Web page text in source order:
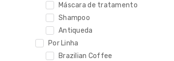
Máscara de tratamento
Shampoo
Antiqueda
Por Linha
Brazilian Coffee